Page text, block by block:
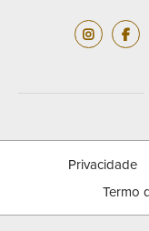
Privacidade
Termo